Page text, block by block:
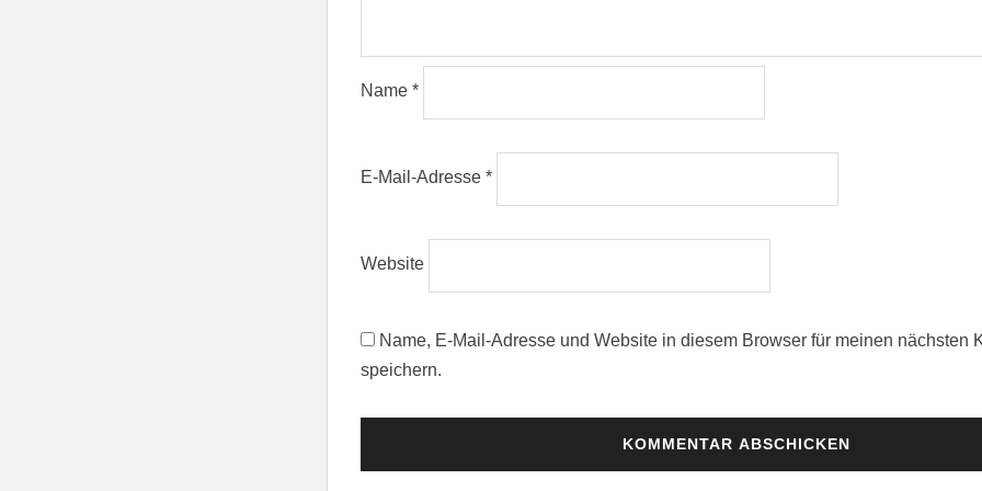
Name *
E-Mail-Adresse *
Website
Name, E-Mail-Adresse und Website in diesem Browser für meinen nächsten
speichern.